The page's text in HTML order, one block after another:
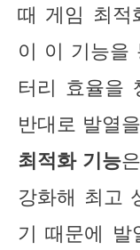
때 게임 최적
이 이 기능을
터리 효율을
반대로 발열
최적화 기능
강화해 최고
기 때문에 발